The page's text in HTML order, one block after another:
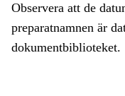
Observera att de
preparatnamnen är
dokumentbiblioteket.